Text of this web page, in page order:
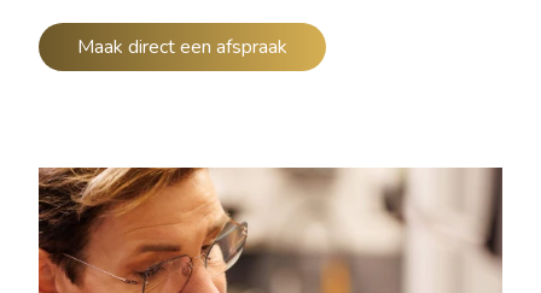
Maak direct een afspraak